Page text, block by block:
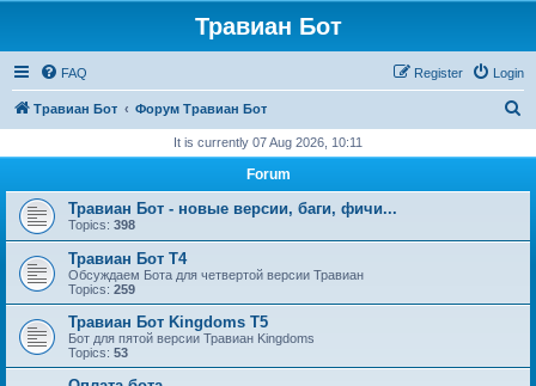
Травиан Бот
FAQ Login
Register
Травиан Бот Форум Травиан Бот
r
It is currently 07 Aug 2026, 10:11
Forum
Травиан Бот - новые версии, баги, фичи...
Topics: 398
Травиан Бот Т4
Обсуждаем Бота для четвертой версии Травиан
Topics: 259
Травиан Бот Kingdoms Т5
Бот для пятой версии Травиан Kingdoms
Topics: 53